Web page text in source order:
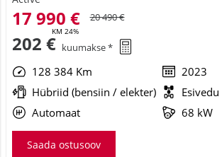
17 990 €
KM 24%
20 490 €
202 € kuumakse *
128 384 Km
2023
Hübriid (bensiin / elekter)
Esivedu
Automaat
68 kW
Saada ostusoov